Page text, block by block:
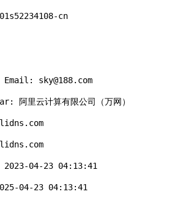
cn
sky@188.com
阿里云计算有限公司（万网）
04-23 04:13:41
04-23 04:13:41